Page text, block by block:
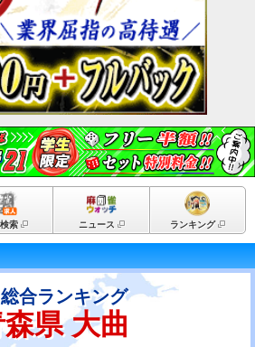
索 ニュース ランキング
総合ランキング
県 大曲